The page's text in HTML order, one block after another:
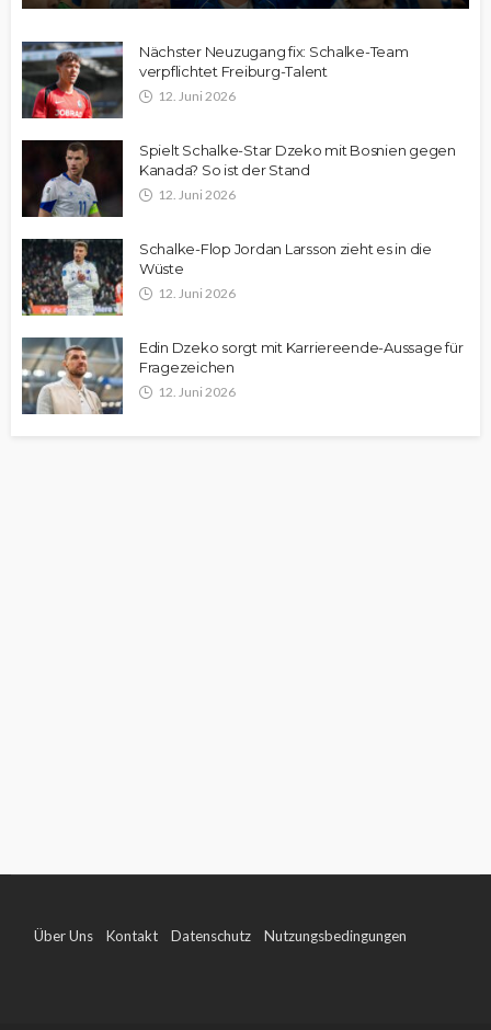
Nächster Neuzugang fix: Schalke-Team
verpflichtet Freiburg-Talent
12. Juni 2026
Spielt Schalke-Star Dzeko mit Bosnien gegen
Kanada? So ist der Stand
12. Juni 2026
Schalke-Flop Jordan Larsson zieht es in die
Wüste
12. Juni 2026
Edin Dzeko sorgt mit Karriereende-Aussage für
Fragezeichen
12. Juni 2026
Über Uns Kontakt Datenschutz Nutzungsbedingungen